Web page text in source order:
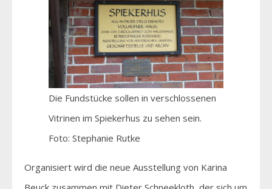
Die Fundstücke sollen in verschlossenen
Vitrinen im Spiekerhus zu sehen sein.
Foto: Stephanie Rutke
Organisiert wird die neue Ausstellung von Karina